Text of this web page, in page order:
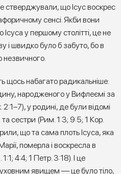
стверджували, що Ісус воскрес
сенсі. Якби вони
у першому столітті, це не
і швидко було б забуто, бо в
незвичного.
щось набагато радикальніше:
народженого у Вифлеємі за
у родині, де були відомі
сестри (Рим. 1:3; 9:5; 1 Кор.
що та сама плоть Ісуса, яка
померла і воскресла в
1:1; 4:4; 1 Петр. 3:18). І це
явищем — це було тіло,